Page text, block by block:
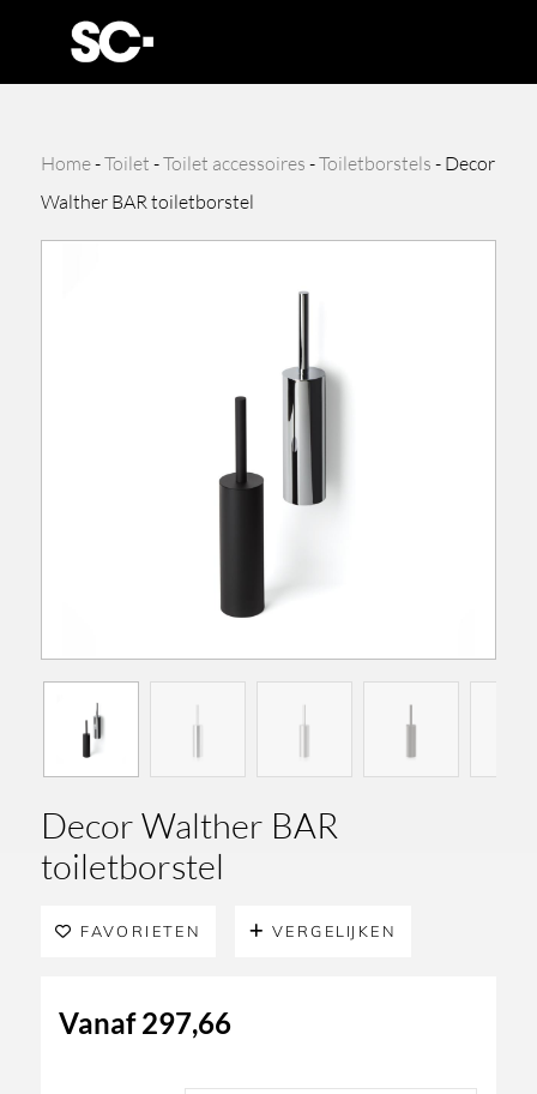
Home-Toilet -Toilet accessoires -Toiletborstels - Decor
Walther BAR toiletborstel
Decor Walther BAR
toiletborstel
FAVORIETEN VERGELIJKEN
Vanaf297,66